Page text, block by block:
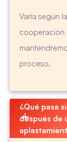
Varía según
cooperación
proceso.
¿Qué pasa
después de